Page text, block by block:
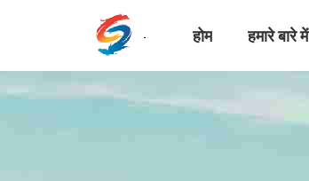
होम हमारे बारे में